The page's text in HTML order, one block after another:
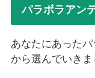
パラボラアン
あなたにあった
から選んでいきま